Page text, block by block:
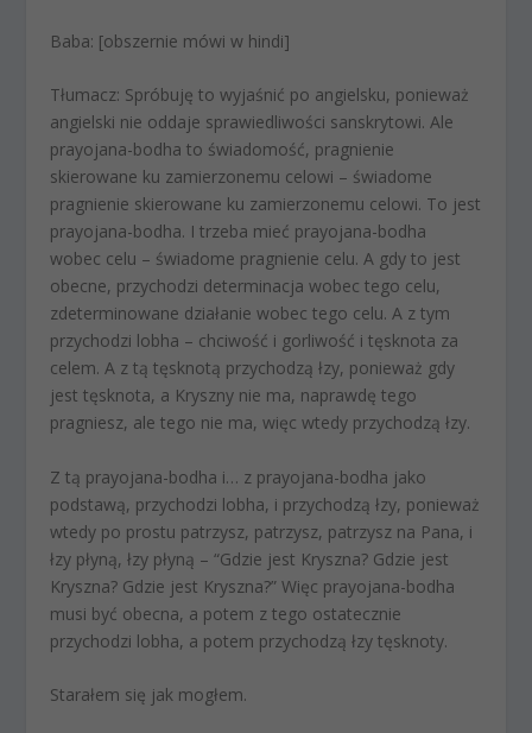
Baba: [obszernie mówi w hindi]
Tłumacz: Spróbuję to wyjaśnić po angielsku, ponieważ
angielski nie oddaje sprawiedliwości sanskrytowi. Ale
prayojana-bodha to świadomość, pragnienie
skierowane ku zamierzonemu celowi – świadome
pragnienie skierowane ku zamierzonemu celowi. To jest
prayojana-bodha. I trzeba mieć prayojana-bodha
wobec celu – świadome pragnienie celu. A gdy to jest
obecne, przychodzi determinacja wobec tego celu,
zdeterminowane działanie wobec tego celu. A z tym
przychodzi lobha – chciwość i gorliwość i tęsknota za
celem. A z tą tęsknotą przychodzą łzy, ponieważ gdy
jest tęsknota, a Kryszny nie ma, naprawdę tego
pragniesz, ale tego nie ma, więc wtedy przychodzą łzy.
Z tą prayojana-bodha i… z prayojana-bodha jako
podstawą, przychodzi lobha, i przychodzą łzy, ponieważ
wtedy po prostu patrzysz, patrzysz, patrzysz na Pana, i
łzy płyną, łzy płyną – “Gdzie jest Kryszna? Gdzie jest
Kryszna? Gdzie jest Kryszna?” Więc prayojana-bodha
musi być obecna, a potem z tego ostatecznie
przychodzi lobha, a potem przychodzą łzy tęsknoty.
Starałem się jak mogłem.